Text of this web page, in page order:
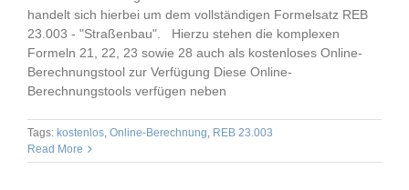
handelt sich hierbei um dem vollständigen Formelsatz REB
23.003 - "Straßenbau". Hierzu stehen die komplexen
Formeln 21, 22, 23 sowie 28 auch als kostenloses Online-
Berechnungstool zur Verfügung Diese Online-
Berechnungstools verfügen neben
Tags: kostenlos, Online-Berechnung, REB 23.003
Read More